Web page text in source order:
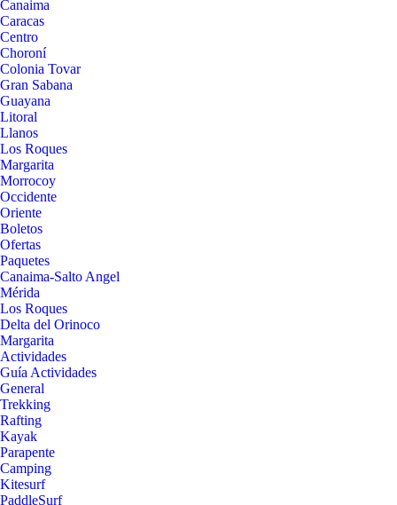
Canaima
Caracas
Centro
Choroní
Colonia Tovar
Gran Sabana
Guayana
Litoral
Llanos
Los Roques
Margarita
Morrocoy
Occidente
Oriente
Boletos
Ofertas
Paquetes
Canaima-Salto Angel
Mérida
Los Roques
Delta del Orinoco
Margarita
Actividades
Guía Actividades
General
Trekking
Rafting
Kayak
Parapente
Camping
Kitesurf
PaddleSurf